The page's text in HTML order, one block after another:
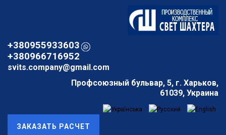
+380955933603
+380966716952
svits.company@gmail.com
Профсоюзный бульвар, 5, г. Харьков,
61039, Украина
ЗАКАЗАТЬ РАСЧЕТ